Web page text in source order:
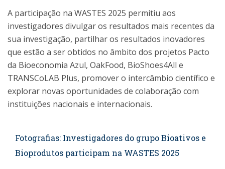
A participação na WASTES 2025 permitiu aos
investigadores divulgar os resultados mais recentes da
sua investigação, partilhar os resultados inovadores
que estão a ser obtidos no âmbito dos projetos Pacto
da Bioeconomia Azul, OakFood, BioShoes4All e
TRANSCoLAB Plus, promover o intercâmbio científico e
explorar novas oportunidades de colaboração com
instituições nacionais e internacionais.
Fotografias: Investigadores do grupo Bioativos e
Bioprodutos participam na WASTES 2025